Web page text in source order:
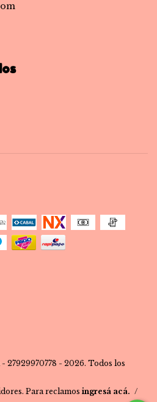
- 2026. Todos los
Para reclamos ingresá acá. /